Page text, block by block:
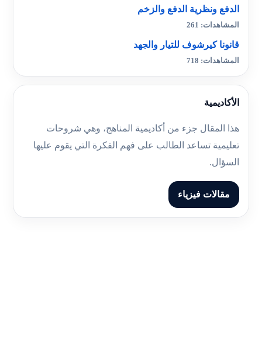
الدفع ونظرية الدفع والزخم
المشاهدات: 261
قانونا كيرشوف للتيار والجهد
المشاهدات: 718
الأكاديمية
هذا المقال جزء من أكاديمية المناهج، وهي شروحات
تعليمية تساعد الطالب على فهم الفكرة التي يقوم عليها
السؤال.
مقالات فيزياء